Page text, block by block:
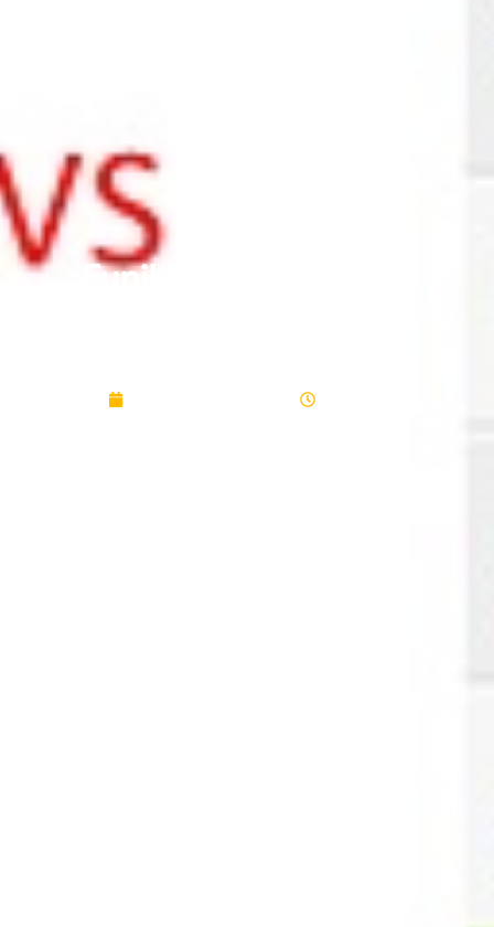
Funil De Vendas Para